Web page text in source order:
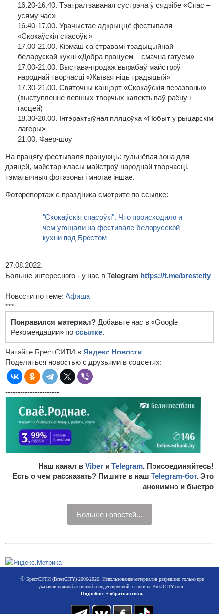
16.20-16.40. Тэатралізаваная сустрэча ў сядзібе «Спас –
усяму час»
16.40-17.00. Урачыстае адкрыццё фестываля
«Скокаўскія спасоўкі»
17.00-21.00. Кірмаш са стравамі традыцыйнай
беларускай кухні «Добра працуем – смачна гатуем»
17.00-21.00. Выстава-продаж вырабаў майстроў
народнай творчасці «Жывая ніць традыцый»
17.30-21.00. Святочны канцэрт «Скокаўскія перазвоны»
(выступленне лепшых творчых калектываў раёну і
гасцей)
18.30-20.00. Інтэрактыўная пляцоўка «Побыт у рыцарскім
лагеры»
21.00. Фаер-шоу
На працягу фестываля працуюць: гульнёвая зона для
дзяцей, майстар-класы майстроў народнай творчасці,
тэматычныя фотазоны і многае іншае.
Фоторепортаж с праздника смотрите по ссылке:
"Скокаўскія спасоўкі". Что происходило и
чем угощали на фестивале белорусской
кухни под Брестом
27.08.2022.
Больше интересного - у нас в Telegram https://t.me/brestcity
Новости по теме: Афиша
***
Понравился материал? Добавьте нас в «Google
Рекомендации» по ссылке.
Читайте БрестСИТИ в Яндекс.Новости
Поделиться новостью с друзьями в соцсетях:
----------------------
Наш канал в Viber и Telegram. Присоединяйтесь!
Есть о чем рассказать? Пишите в наш Telegram-бот. Это
анонимно и быстро
Больше новостей...
©БрестСИТИ (BrestCITY) 2006-2026. Использование материалов разрешено только при
указании прямой активной и индексируемой ссылки на BrestCITY.com
Подробнее + обратная связь